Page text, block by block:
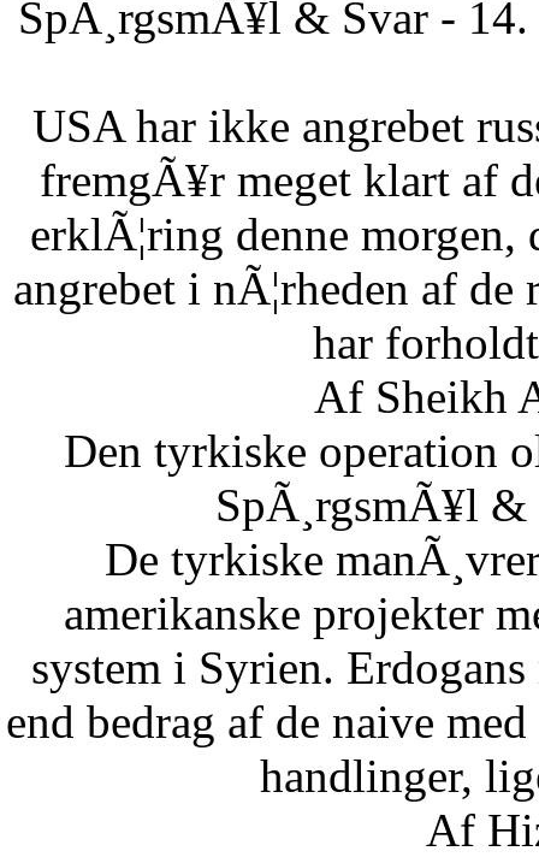
SpÃ¸rgsmÃ¥l & Svar -
USA har ikke angrebet
fremgÃ¥r meget klart af
erklÃ¦ring denne
angrebet i nÃ¦rheden af
har
Af Sheikh
Den tyrkiske operation
SpÃ¸rgsmÃ¥l
De tyrkiske
amerikanske projekter
system i Syrien.
end bedrag af de naive
handlinger,
Af